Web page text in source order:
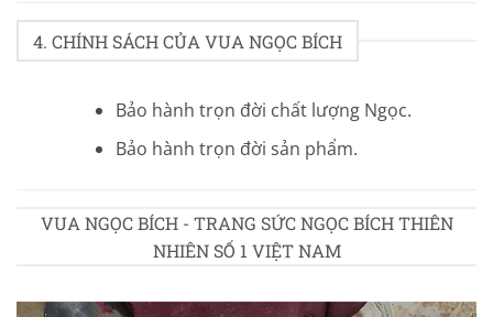
4. CHÍNH SÁCH CỦA VUA NGỌC BÍCH
Bảo hành trọn đời chất lượng Ngọc.
Bảo hành trọn đời sản phẩm.
VUA NGỌC BÍCH - TRANG SỨC NGỌC BÍCH THIÊN
NHIÊN SỐ 1 VIỆT NAM